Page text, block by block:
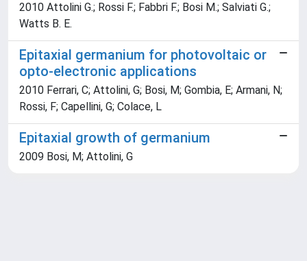
2010 Attolini G.; Rossi F.; Fabbri F.; Bosi M.; Salviati G.;
Watts B. E.
Epitaxial germanium for photovoltaic or
opto-electronic applications
2010 Ferrari, C; Attolini, G; Bosi, M; Gombia, E; Armani, N;
Rossi, F; Capellini, G; Colace, L
Epitaxial growth of germanium
2009 Bosi, M; Attolini, G